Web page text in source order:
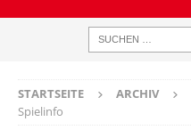
STARTSEITE ARCHIV
Spielinfo